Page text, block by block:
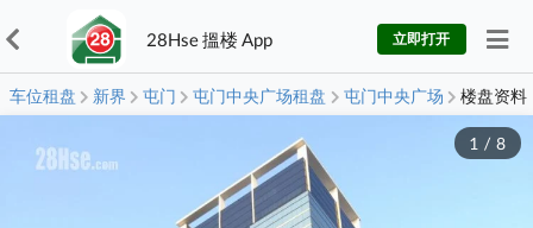
28Hse 搵楼 App 立即打开
车位租盘 新界 屯门 屯门中央广场租盘 屯门中央广场 楼盘资料
1 / 8